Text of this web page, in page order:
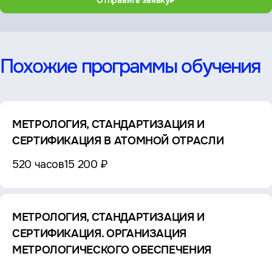
Похожие программы обучения
МЕТРОЛОГИЯ, СТАНДАРТИЗАЦИЯ И
СЕРТИФИКАЦИЯ В АТОМНОЙ ОТРАСЛИ
520 часов15 200 ₽
МЕТРОЛОГИЯ, СТАНДАРТИЗАЦИЯ И
СЕРТИФИКАЦИЯ. ОРГАНИЗАЦИЯ
МЕТРОЛОГИЧЕСКОГО ОБЕСПЕЧЕНИЯ